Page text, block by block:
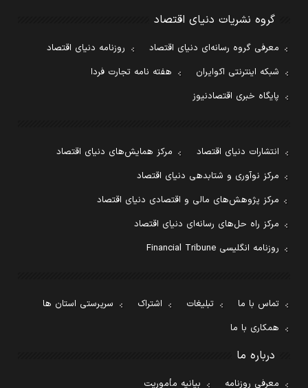
گروه نشریات دنیای اقتصاد
معرفی گروه رسانه‌ای دنیای اقتصاد
روزنامه دنیای اقتصاد
شبکه اینترنتی اکوایران
هفته نامه تجارت فردا
پایگاه خبری اقتصادنیوز
انتشارات دنیای اقتصاد
مرکز همایش‌های دنیای اقتصاد
مرکز نوآوری و شتابدهی دنیای اقتصاد
مرکز پژوهش‌های مالی و اقتصادی دنیای اقتصاد
مرکز راه حل‌های رسانه‌ای دنیای اقتصاد
روزنامه انگلیسی Financial Tribune
تماس با ما تبلیغات اشتراک
سرپرستی استان ها
همکاری با ما
درباره ما
معرفی روزنامه بیانیه مأموریت